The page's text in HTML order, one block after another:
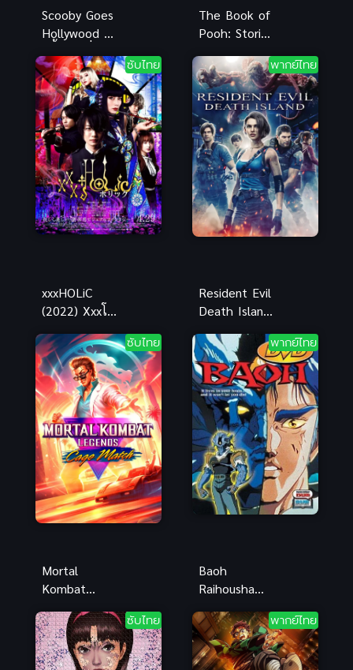
Scooby Goes
Hollywood ส
ไปเป็นดารา
พากย์ไทย ดู
ออนไลน์
The Book of
Pooh: Stories
Heart บันทึก
ของหมีพู สื่อ
รักเพื่อนแท้
ซับไทย
xxxHOLiC
(2022) Xxxโฮ
ออนไลน์แบบ
คมชัดระดับ
HD ทุกตอน
พากย์ไทย
Resident Evil
Death Island
เกาะมรณะ
พากย์ไทย แอ
คชั่น
ซับไทย
Mortal
Kombat
Cage Match
ตำนาน
เคจแมทซ์ ซับ
พากย์ไทย
Baoh
Raihousha
พากย์ไทย อนิ
เมะแอคชั่นไซ
ไฟสุดเดือด
ซับไทย พากย์ไทย